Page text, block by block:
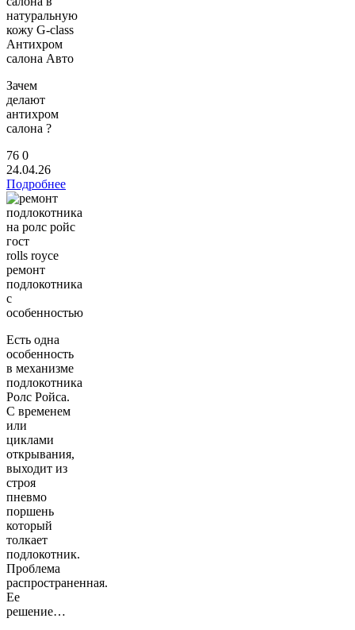
Антихром
салона Авто
Зачем
делают
антихром
салона ?
76 0
24.04.26
Подробнее
rolls royce
ремонт
подлокотника
с
особенностью
Есть одна
особенность
в механизме
подлокотника
Ролс Ройса.
С временем
или
циклами
открывания,
выходит из
строя
пневмо
поршень
который
толкает
подлокотник.
Проблема
распространенная.
Ее
решение…